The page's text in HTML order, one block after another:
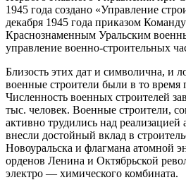
1945 года создано «Управление
декабря 1945 года приказом
Краснознаменным Уральским
управление военно-строительных
Близость этих дат и символична, и
военные строители были в то время
Численность военных строителей
тыс. человек. Военные строители,
активно трудились над реализацией
внесли достойный вклад в
Новоуральска и флагмана атомной
орденов Ленина и Октябрьской
электро — химического комбината.